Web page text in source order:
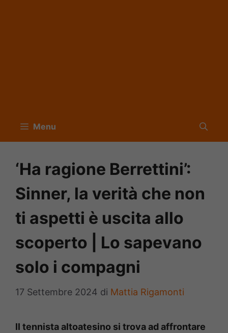
Menu
‘Ha ragione Berrettini’:
Sinner, la verità che non
ti aspetti è uscita allo
scoperto | Lo sapevano
solo i compagni
17 Settembre 2024 di Mattia Rigamonti
Il tennista altoatesino si trova ad affrontare